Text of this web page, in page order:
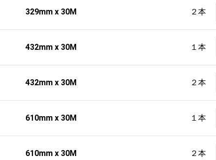
329mm x 30M ２本
432mm x 30M １本
432mm x 30M ２本
610mm x 30M １本
610mm x 30M ２本